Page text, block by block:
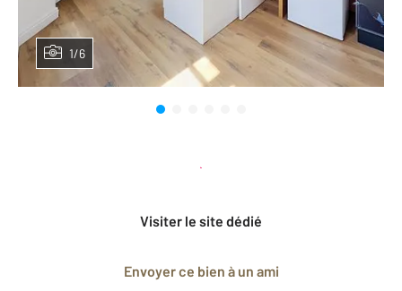
1/6
Visiter le site dédié
Envoyer ce bien à un ami